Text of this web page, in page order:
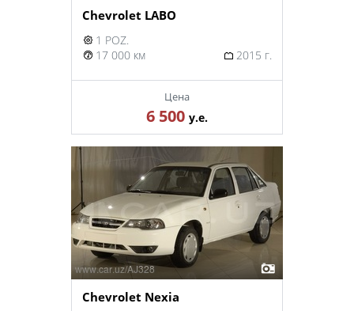
Chevrolet LABO
1 POZ.
17 000 км
2015 г.
Цена
6 500 у.е.
Chevrolet Nexia